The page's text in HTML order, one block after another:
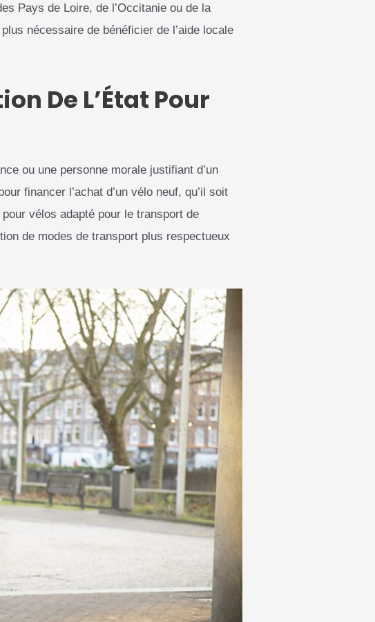
Pays de Loire, de l’Occitanie ou de la
nécessaire de bénéficier de l’aide locale
De L’État Pour
ou une personne morale justifiant d’un
financer l’achat d’un vélo neuf, qu’il soit
vélos adapté pour le transport de
de modes de transport plus respectueux